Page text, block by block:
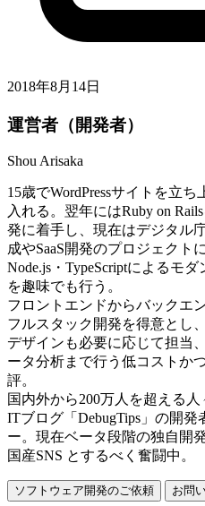
2018年8月14日
運営者（開発者）
Shou Arisaka
15歳でWordPressサイトを立
入れる。翌年にはRuby on
発に着手し、現在はデジタル
成やSaaS開発のプロジェクト
Node.js・TypeScriptによるモ
を趣味でも行う。
フロントエンドからバックエ
フルスタック開発を得意とし
デザインも必要に応じて担当
ータ分析まで行う低コストか
評。
国内外から200万人を超える
ITブログ「DebugTips」の開
ー。現在ベータ段階の独自開
国産SNS とするべく奮闘中。
ソフトウェア開発のご依頼 お問